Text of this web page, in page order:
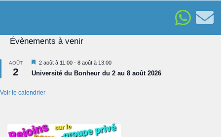
Évènements à venir
AOÛT
2
Mis
en
avant
2 août à 11:00 - 8 août à 13:00
Université du Bonheur du 2 au 8 août 2026
Voir le calendrier